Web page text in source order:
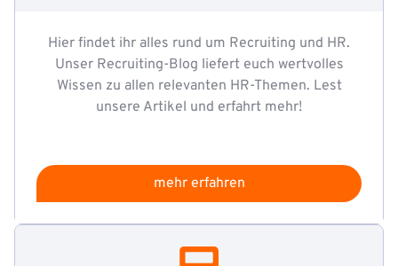
Hier findet ihr alles rund um Recruiting und HR.
Unser Recruiting-Blog liefert euch wertvolles
Wissen zu allen relevanten HR-Themen. Lest
unsere Artikel und erfahrt mehr!
mehr erfahren